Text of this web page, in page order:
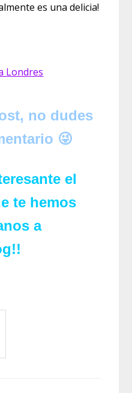
es una delicia!
no dudes
😜
el
te hemos
a